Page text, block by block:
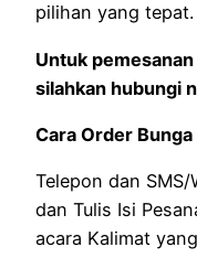
pilihan yang tepat.
Untuk
silahkan hubungi
Cara Order
Telepon dan
dan Tulis Isi
acara Kalimat